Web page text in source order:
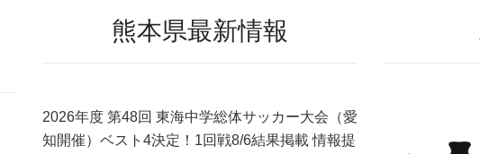
熊本県最新情報
2026年度 第48回 東海中学総体サッカー大会（愛
知開催）ベスト4決定！1回戦8/6結果掲載 情報提